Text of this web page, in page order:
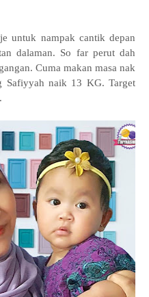
untuk nampak cantik depan
dalaman. So far perut dah
Cuma makan masa nak
Safiyyah naik 13 KG. Target